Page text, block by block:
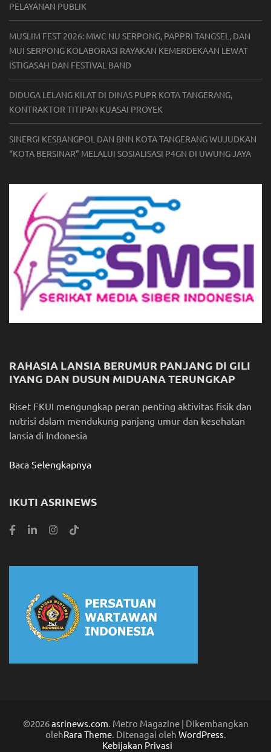
PELAYANAN PUBLIK
MUSLIM FEST 2026: MWC NU SERPONG, PAPPRI TANGSEL, DAN
MUI SERPONG KOLABORASI RAYAKAN KEMERDEKAAN LEWAT
ISTIGASAH DAN FESTIVAL BAND
DIDUGA LELANG KILAT DI DINAS PUPR KOTA TANGERANG,
KONTRAKTOR TITIPAN KUASAI PROYEK
SINERGI KESBANGPOL DAN BNN KOTA TANGERANG WUJUDKAN
“KOTA BERSINAR” MELALUI SOSIALISASI P4GN DI UWUNG JAYA
RAHASIA LANSIA BERUMUR PANJANG DI GILI
IYANG DAN DUSUN MIDUANA TERUNGKAP
Riset FKUI mengungkap peran penting aktivitas fisik dan
nutrisi dalam mendukung panjang umur dan kesehatan
lansia di Indonesia
Baca Selengkapnya
IKUTI ASRINEWS
©2026asrinews.com. Metro Magazine | Dikembangkan
olehRara Theme. Ditenagai oleh WordPress.
Kebijakan Privasi